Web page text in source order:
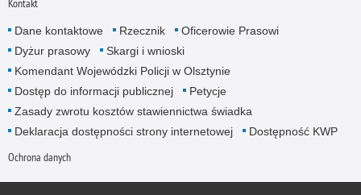
Kontakt
Dane kontaktowe Rzecznik
Oficerowie Prasowi
Dyżur prasowy
Skargi i wnioski
Komendant Wojewódzki Policji w Olsztynie
Dostęp do informacji publicznej
Petycje
Zasady zwrotu kosztów stawiennictwa świadka
Deklaracja dostępności strony internetowej
Dostępność KWP
Ochrona danych